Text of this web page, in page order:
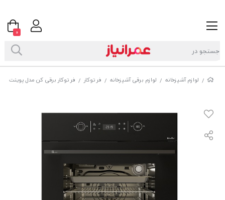
/ لوازم آشپزخانه / لوازم برقی آشپزخانه / فر توکار / فر توکار برقی کن مدل پوینت (POINT)
0